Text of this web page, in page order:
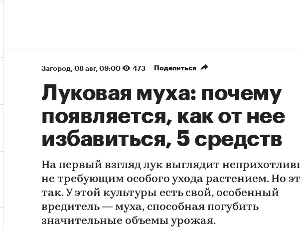
Загород⁠, 08 авг, 09:00 473 Поделиться
Луковая муха: почему
появляется, как от нее
избавиться, 5 средств
На первый взгляд лук выглядит
не требующим особого ухода растением. Но
так. У этой культуры есть свой, особенный
вредитель — муха, способная погубить
значительные объемы урожая.